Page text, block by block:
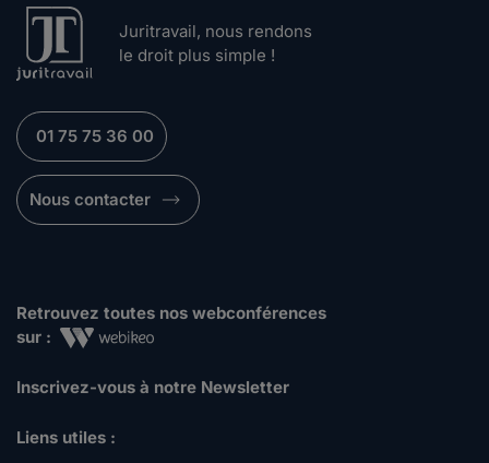
Juritravail, nous rendons
le droit plus simple !
01 75 75 36 00
Nous contacter
Retrouvez toutes nos webconférences
sur :
Inscrivez-vous à notre Newsletter
Liens utiles :